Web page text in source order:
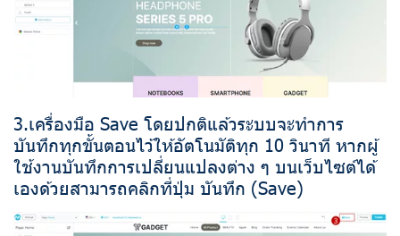
3.เครื่องมือ Save โดยปกติแล้วระบบจะทำการ
บันทึกทุกขั้นตอนไว้ให้อัตโนมัติทุก 10 วินาที หากผู้
ใช้งานบันทึกการเปลี่ยนแปลงต่าง ๆ บนเว็บไซต์ได้
เองด้วยสามารถคลิกที่ปุ่ม บันทึก (Save)